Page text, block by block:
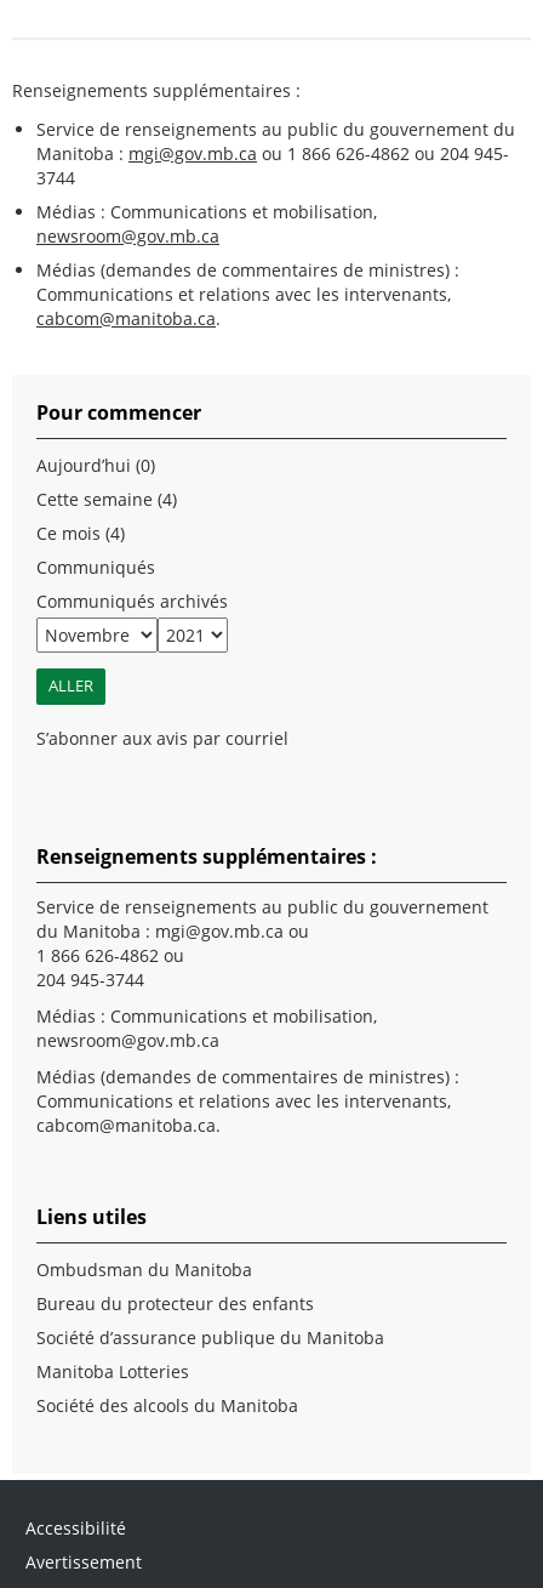
Renseignements supplémentaires :
Service de renseignements au public du gouvernement du
Manitoba : mgi@gov.mb.ca ou 1 866 626-4862 ou 204 945-
3744
Médias : Communications et mobilisation,
newsroom@gov.mb.ca
Médias (demandes de commentaires de ministres) :
Communications et relations avec les intervenants,
cabcom@manitoba.ca.
Pour commencer
Aujourd’hui (0)
Cette semaine (4)
Ce mois (4)
Communiqués
Communiqués archivés
S’abonner aux avis par courriel
Renseignements supplémentaires :
Service de renseignements au public du gouvernement
du Manitoba : mgi@gov.mb.ca ou
1 866 626-4862 ou
204 945-3744
Médias : Communications et mobilisation,
newsroom@gov.mb.ca
Médias (demandes de commentaires de ministres) :
Communications et relations avec les intervenants,
cabcom@manitoba.ca.
Liens utiles
Ombudsman du Manitoba
Bureau du protecteur des enfants
Société d’assurance publique du Manitoba
Manitoba Lotteries
Société des alcools du Manitoba
Accessibilité
Avertissement